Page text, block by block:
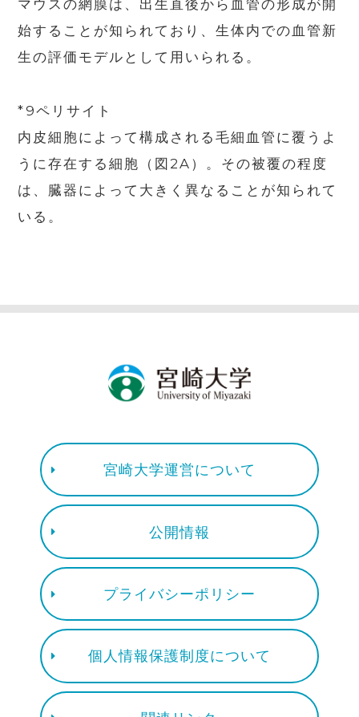
マウスの網膜は、出生直後から血管の形成が開
始することが知られており、生体内での血管新
生の評価モデルとして用いられる。
*9ペリサイト
内皮細胞によって構成される毛細血管に覆うよ
うに存在する細胞（図2A）。その被覆の程度
は、臓器によって大きく異なることが知られて
いる。
宮崎大学運営について
公開情報
プライバシーポリシー
個人情報保護制度について